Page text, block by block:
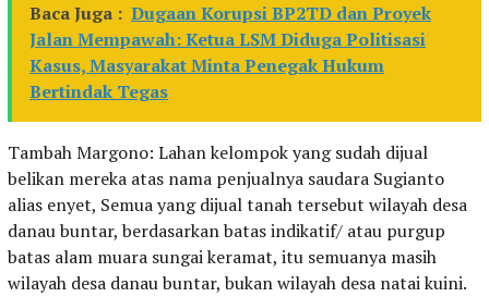
Baca Juga : Dugaan Korupsi BP2TD dan Proyek
Jalan Mempawah: Ketua LSM Diduga Politisasi
Kasus, Masyarakat Minta Penegak Hukum
Bertindak Tegas
Tambah Margono: Lahan kelompok yang sudah dijual
belikan mereka atas nama penjualnya saudara Sugianto
alias enyet, Semua yang dijual tanah tersebut wilayah desa
danau buntar, berdasarkan batas indikatif/ atau purgup
batas alam muara sungai keramat, itu semuanya masih
wilayah desa danau buntar, bukan wilayah desa natai kuini.